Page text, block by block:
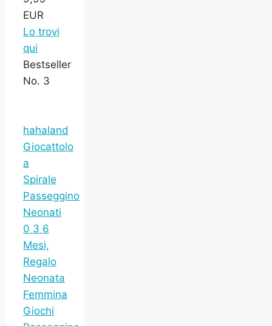
EUR
Lo trovi
qui
Bestseller
No. 3
hahaland
Giocattolo
a
Spirale
Passeggino
Neonati
0 3 6
Mesi,
Regalo
Neonata
Femmina
Giochi